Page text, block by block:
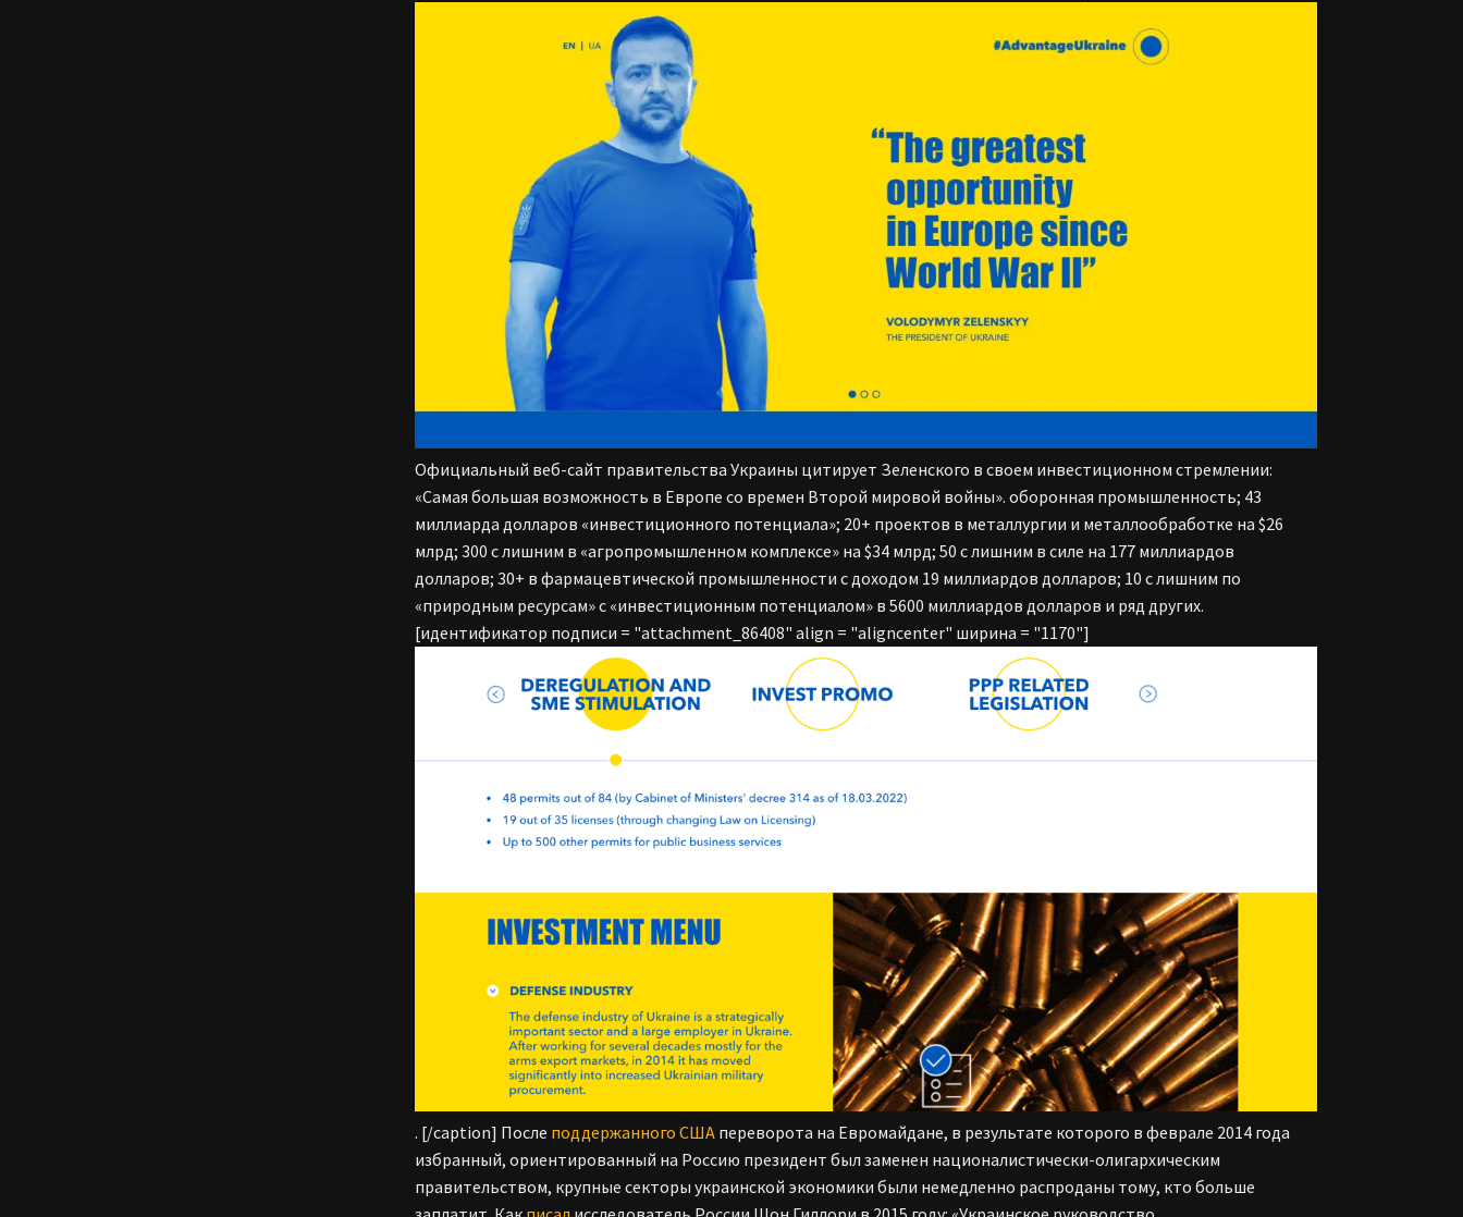
Официальный веб-сайт правительства Украины цитирует Зеленского в своем инвестиционном стремлении:
«Самая большая возможность в Европе со времен Второй мировой войны». оборонная промышленность; 43
миллиарда долларов «инвестиционного потенциала»; 20+ проектов в металлургии и металлообработке на $26
млрд; 300 с лишним в «агропромышленном комплексе» на $34 млрд; 50 с лишним в силе на 177 миллиардов
долларов; 30+ в фармацевтической промышленности с доходом 19 миллиардов долларов; 10 с лишним по
«природным ресурсам» с «инвестиционным потенциалом» в 5600 миллиардов долларов и ряд других.
[идентификатор подписи = "attachment_86408" align = "aligncenter" ширина = "1170"]
. [/caption] После поддержанного США переворота на Евромайдане, в результате которого в феврале 2014 года
избранный, ориентированный на Россию президент был заменен националистически-олигархическим
правительством, крупные секторы украинской экономики были немедленно распроданы тому, кто больше